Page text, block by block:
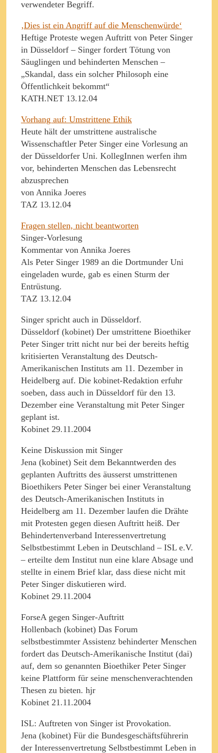
verwendeter Begriff.
‚Dies ist ein Angriff auf die Menschenwürde‘
Heftige Proteste wegen Auftritt von Peter Singer
in Düsseldorf – Singer fordert Tötung von
Säuglingen und behinderten Menschen –
„Skandal, dass ein solcher Philosoph eine
Öffentlichkeit bekommt“
KATH.NET 13.12.04
Vorhang auf: Umstrittene Ethik
Heute hält der umstrittene australische
Wissenschaftler Peter Singer eine Vorlesung an
der Düsseldorfer Uni. KollegInnen werfen ihm
vor, behinderten Menschen das Lebensrecht
abzusprechen
von Annika Joeres
TAZ 13.12.04
Fragen stellen, nicht beantworten
Singer-Vorlesung
Kommentar von Annika Joeres
Als Peter Singer 1989 an die Dortmunder Uni
eingeladen wurde, gab es einen Sturm der
Entrüstung.
TAZ 13.12.04
Singer spricht auch in Düsseldorf.
Düsseldorf (kobinet) Der umstrittene Bioethiker
Peter Singer tritt nicht nur bei der bereits heftig
kritisierten Veranstaltung des Deutsch-
Amerikanischen Instituts am 11. Dezember in
Heidelberg auf. Die kobinet-Redaktion erfuhr
soeben, dass auch in Düsseldorf für den 13.
Dezember eine Veranstaltung mit Peter Singer
geplant ist.
Kobinet 29.11.2004
Keine Diskussion mit Singer
Jena (kobinet) Seit dem Bekanntwerden des
geplanten Auftritts des äusserst umstrittenen
Bioethikers Peter Singer bei einer Veranstaltung
des Deutsch-Amerikanischen Instituts in
Heidelberg am 11. Dezember laufen die Drähte
mit Protesten gegen diesen Auftritt heiß. Der
Behindertenverband Interessenvertretung
Selbstbestimmt Leben in Deutschland – ISL e.V.
– erteilte dem Institut nun eine klare Absage und
stellte in einem Brief klar, dass diese nicht mit
Peter Singer diskutieren wird.
Kobinet 29.11.2004
ForseA gegen Singer-Auftritt
Hollenbach (kobinet) Das Forum
selbstbestimmter Assistenz behinderter Menschen
fordert das Deutsch-Amerikanische Institut (dai)
auf, dem so genannten Bioethiker Peter Singer
keine Plattform für seine menschenverachtenden
Thesen zu bieten. hjr
Kobinet 21.11.2004
ISL: Auftreten von Singer ist Provokation.
Jena (kobinet) Für die Bundesgeschäftsführerin
der Interessenvertretung Selbstbestimmt Leben in